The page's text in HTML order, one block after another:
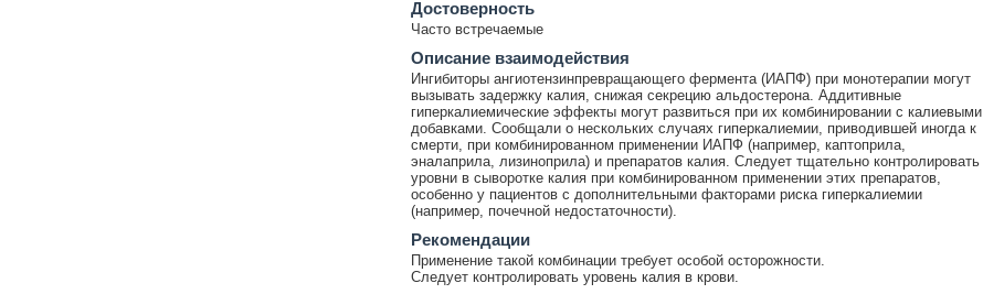
Достоверность
Часто встречаемые
Описание взаимодействия
Ингибиторы ангиотензинпревращающего фермента (ИАПФ) при монотерапии могут
вызывать задержку калия, снижая секрецию альдостерона. Аддитивные
гиперкалиемические эффекты могут развиться при их комбинировании с калиевыми
добавками. Сообщали о нескольких случаях гиперкалиемии, приводившей иногда к
смерти, при комбинированном применении ИАПФ (например, каптоприла,
эналаприла, лизиноприла) и препаратов калия. Следует тщательно контролировать
уровни в сыворотке калия при комбинированном применении этих препаратов,
особенно у пациентов с дополнительными факторами риска гиперкалиемии
(например, почечной недостаточности).
Рекомендации
Применение такой комбинации требует особой осторожности.
Следует контролировать уровень калия в крови.